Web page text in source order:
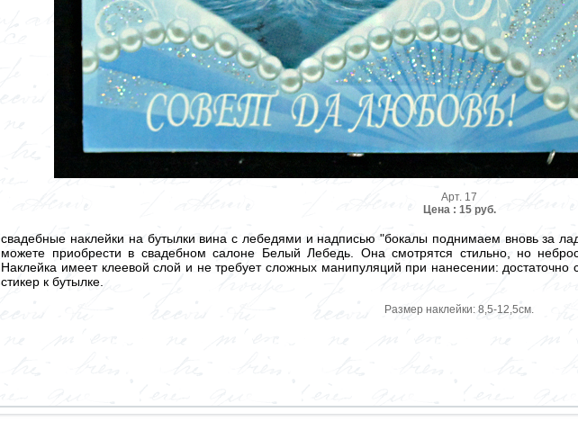
Арт. 17
Цена : 15 руб.
свадебные наклейки на бутылки вина с лебедями и надписью "бокалы поднимаем вновь за
можете приобрести в свадебном салоне Белый Лебедь. Она смотрятся стильно, но
Наклейка имеет клеевой слой и не требует сложных манипуляций при нанесении:
стикер к бутылке.
Размер наклейки: 8,5-12,5см.